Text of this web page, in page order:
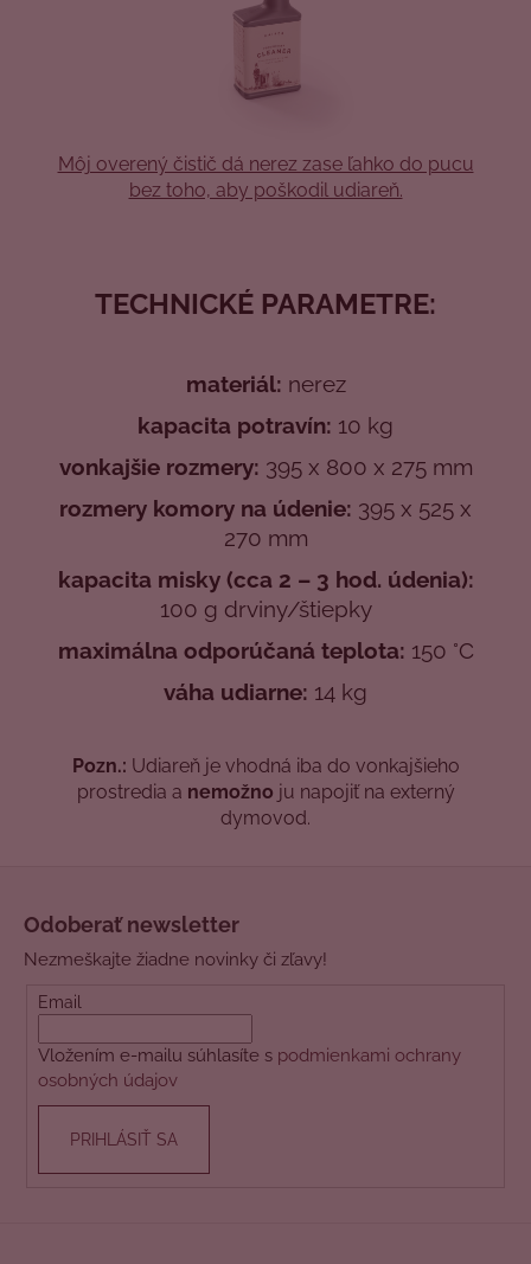
Môj overený čistič dá nerez zase ľahko do pucu
bez toho, aby poškodil udiareň.
TECHNICKÉ PARAMETRE:
materiál: nerez
kapacita potravín: 10 kg
vonkajšie rozmery: 395 x 800 x 275 mm
rozmery komory na údenie: 395 x 525 x
270 mm
kapacita misky (cca 2 – 3 hod. údenia):
100 g drviny/štiepky
maximálna odporúčaná teplota: 150 °C
váha udiarne: 14 kg
Pozn.: Udiareň je vhodná iba do vonkajšieho
prostredia a nemožno ju napojiť na externý
dymovod.
Odoberať newsletter
Nezmeškajte žiadne novinky či zľavy!
Email
Vložením e-mailu súhlasíte s podmienkami ochrany
osobných údajov
PRIHLÁSIŤ SA